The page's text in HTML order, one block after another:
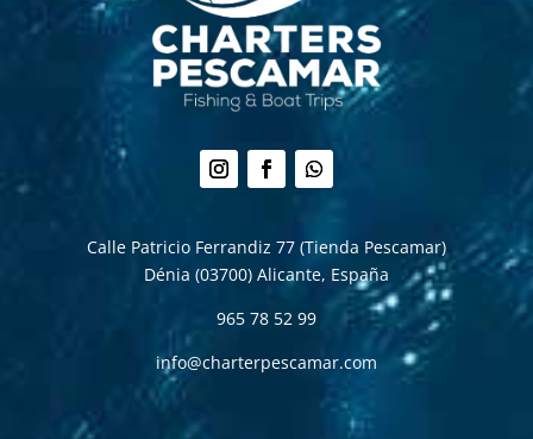
g
u
i
g
u
i
g
u
i
Calle Patricio Ferrandiz 77 (Tienda Pescamar)
Dénia (03700) Alicante, España
965 78 52 99
info@charterpescamar.com